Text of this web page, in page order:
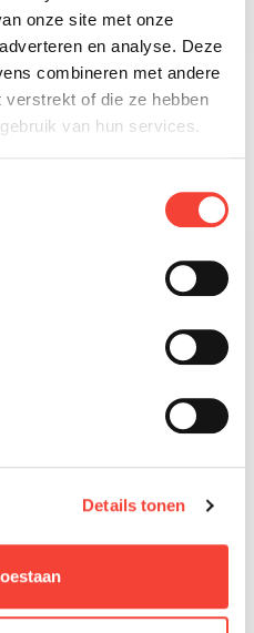
onze site met onze
en analyse. Deze
combineren met andere
verstrekt of die ze hebben
van hun services.
Details tonen
aanvragen